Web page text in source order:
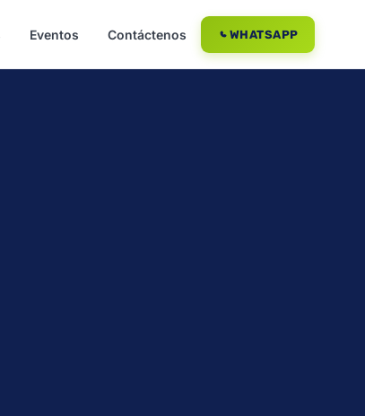
Eventos Contáctenos WHATSAPP